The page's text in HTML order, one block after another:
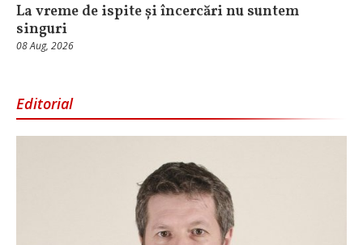
La vreme de ispite și încercări nu suntem
singuri
08 Aug, 2026
Editorial